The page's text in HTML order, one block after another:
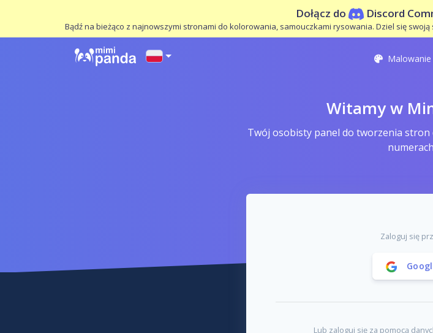
Dołącz do Discord
Bądź na bieżąco z najnowszymi stronami do kolorowania, samouczkami rysowania. Dziel się
Witamy w
Twój osobisty panel do tworzenia
Zaloguj się
Lub zaloguj się za pomocą